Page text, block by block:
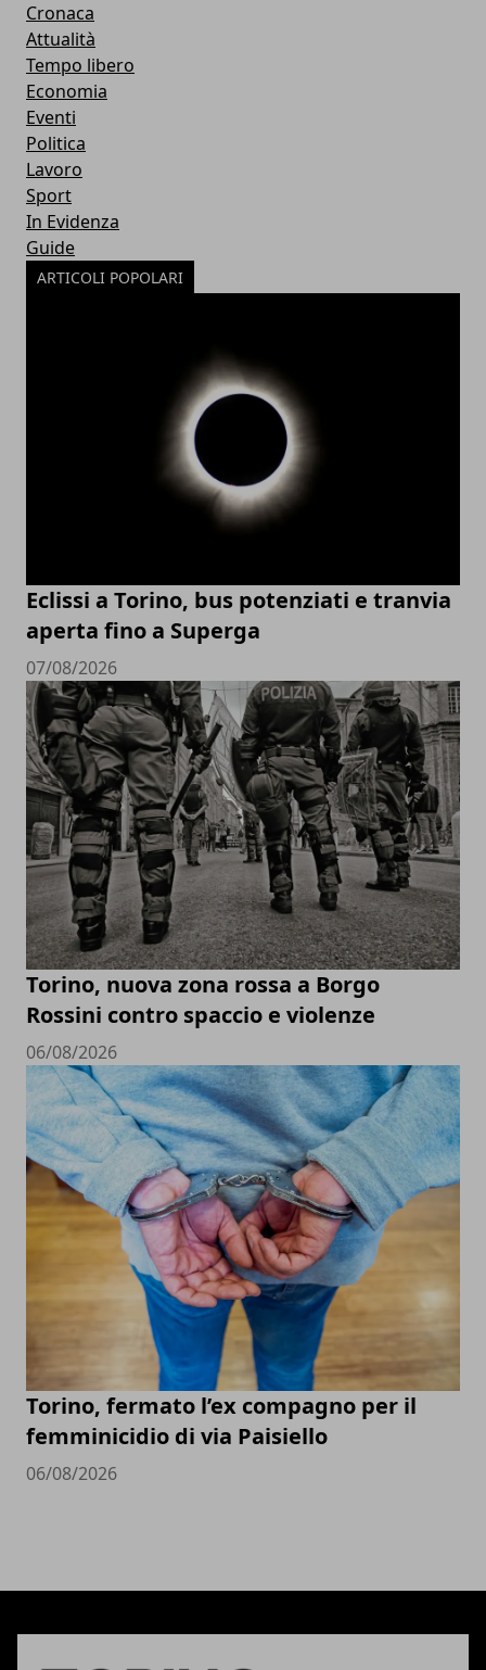
Cronaca
Attualità
Tempo libero
Economia
Eventi
Politica
Lavoro
Sport
In Evidenza
Guide
ARTICOLI POPOLARI
Eclissi a Torino, bus potenziati e tranvia
aperta fino a Superga
07/08/2026
Torino, nuova zona rossa a Borgo
Rossini contro spaccio e violenze
06/08/2026
Torino, fermato l’ex compagno per il
femminicidio di via Paisiello
06/08/2026